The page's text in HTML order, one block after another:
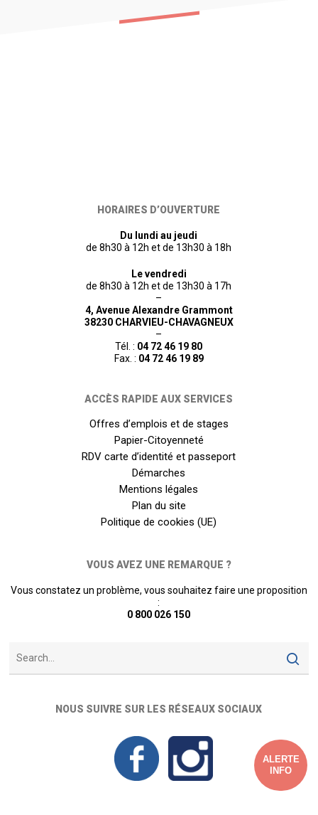
HORAIRES D’OUVERTURE
Du lundi au jeudi
de 8h30 à 12h et de 13h30 à 18h
Le vendredi
de 8h30 à 12h et de 13h30 à 17h
–
4, Avenue Alexandre Grammont
38230 CHARVIEU-CHAVAGNEUX
–
Tél. : 04 72 46 19 80
Fax. : 04 72 46 19 89
ACCÈS RAPIDE AUX SERVICES
Offres d’emplois et de stages
Papier-Citoyenneté
RDV carte d’identité et passeport
Démarches
Mentions légales
Plan du site
Politique de cookies (UE)
VOUS AVEZ UNE REMARQUE ?
Vous constatez un problème, vous souhaitez faire une proposition
:
0 800 026 150
NOUS SUIVRE SUR LES RÉSEAUX SOCIAUX
ALERTE
INFO